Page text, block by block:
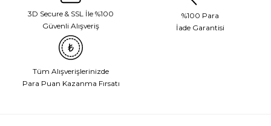
3D Secure & SSL İle %100
Güvenli Alışveriş
%100 Para
İade Garantisi
Tüm Alışverişlerinizde
Para Puan Kazanma Fırsatı